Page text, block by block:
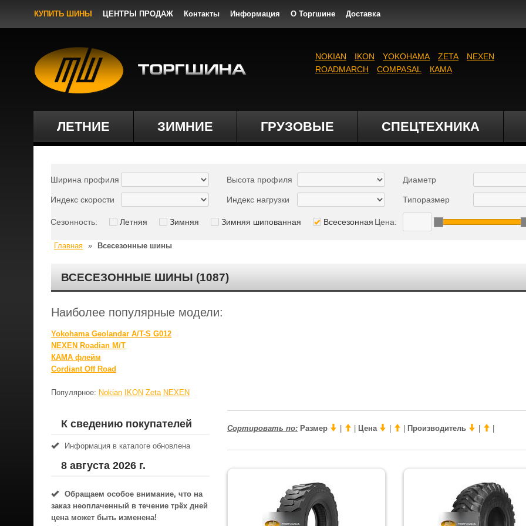
КУПИТЬ ШИНЫ ЦЕНТРЫ ПРОДАЖ Контакты Информация О Торгшине Доставка
ЛЕТНИЕ ЗИМНИЕ ГРУЗОВЫЕ СПЕЦТЕХНИКА
NOKIAN IKON YOKOHAMA ZETA
NEXEN
ROADMARCH
COMPASAL КАМА
Главная » Всесезонные шины
ВСЕСЕЗОННЫЕ ШИНЫ (1087)
Наиболее популярные модели:
Yokohama Geolandar A/T-S G012
NEXEN Roadian M/T
КАМА флейм
Cordiant Off Road
Популярное: Nokian IKON Zeta NEXEN
К сведению покупателей
Информация в каталоге обновлена
8 августа 2026 г.
Обращаем особое внимание, что на
заказ неоплаченный в течениe трёх дней
цена может быть изменена!
Сортировать по: Размер Цена Производитель
Ширина профиля Высота профиля Диаметр
Индекс скорости Индекс нагрузки Типоразмер
Сезонность: Летняя Зимняя Зимняя шипованная Всесезонная Цена: